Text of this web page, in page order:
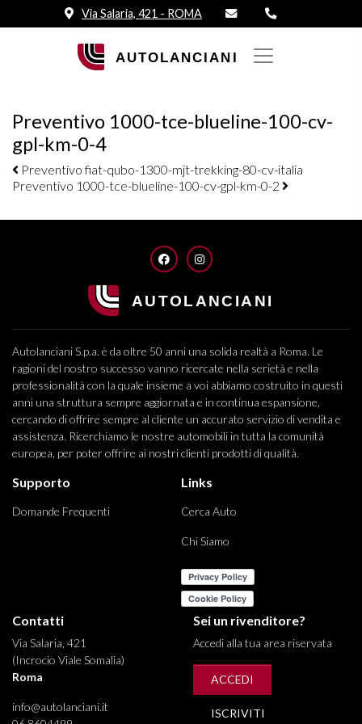
Via Salaria, 421 - ROMA
Preventivo 1000-tce-blueline-100-cv-
gpl-km-0-4
Navigazione elementi
Preventivo fiat-qubo-1300-mjt-trekking-80-cv-italia
Preventivo 1000-tce-blueline-100-cv-gpl-km-0-2
FACEBOOKINSTAGRAM
Autolanciani S.p.a. è da oltre 50 anni una solida realtà a Roma. Le
ragioni del nostro successo vanno ricercate nella serietà e nella
professionalità con la quale insieme a voi abbiamo costruito in questi
anni una struttura sempre aggiornata e in continua espansione,
cercando di offrire sempre al cliente un accurato servizio di vendita e
assistenza. Ricerchiamo le nostre automobili in tutta la comunità
europea, per poter offrire ai nostri clienti prodotti di qualità.
Supporto
Domande Frequenti
Links
Cerca Auto
Chi Siamo
Contatti
Via Salaria, 421
(Incrocio Viale Somalia)
Roma
info@autolanciani.it
Sei un rivenditore?
Accedi alla tua area riservata
ACCEDI
ISCRIVITI